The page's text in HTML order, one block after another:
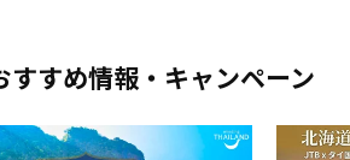
すすめ情報・キャンペーン